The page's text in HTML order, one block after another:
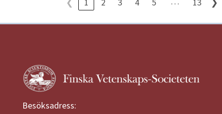
❮ 1 2 3 4 5 13 ❯
Besöksadress: